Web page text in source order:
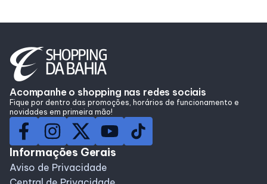
Acompanhe o shopping nas redes sociais
Fique por dentro das promoções, horários de funcionamento e
novidades em primeira mão!
Informações Gerais
Aviso de Privacidade